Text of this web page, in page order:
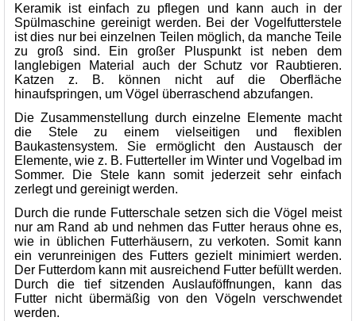
Keramik ist einfach zu pflegen und kann auch in der
Spülmaschine gereinigt werden. Bei der Vogelfutterstele
ist dies nur bei einzelnen Teilen möglich, da manche Teile
zu groß sind. Ein großer Pluspunkt ist neben dem
langlebigen Material auch der Schutz vor Raubtieren.
Katzen z. B. können nicht auf die Oberfläche
hinaufspringen, um Vögel überraschend abzufangen.
Die Zusammenstellung durch einzelne Elemente macht
die Stele zu einem vielseitigen und flexiblen
Baukastensystem. Sie ermöglicht den Austausch der
Elemente, wie z. B. Futterteller im Winter und Vogelbad im
Sommer. Die Stele kann somit jederzeit sehr einfach
zerlegt und gereinigt werden.
Durch die runde Futterschale setzen sich die Vögel meist
nur am Rand ab und nehmen das Futter heraus ohne es,
wie in üblichen Futterhäusern, zu verkoten. Somit kann
ein verunreinigen des Futters gezielt minimiert werden.
Der Futterdom kann mit ausreichend Futter befüllt werden.
Durch die tief sitzenden Auslauföffnungen, kann das
Futter nicht übermäßig von den Vögeln verschwendet
werden.